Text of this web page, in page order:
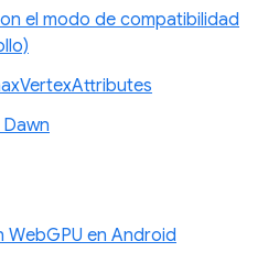
el modo de compatibilidad
en Android